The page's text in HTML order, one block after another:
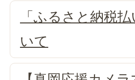
「ふるさと納税
いて